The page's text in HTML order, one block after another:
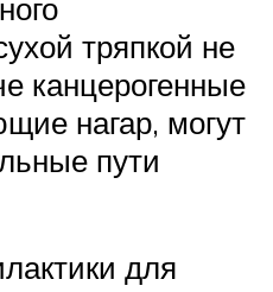
тряпкой не
канцерогенные
нагар, могут
пути
для